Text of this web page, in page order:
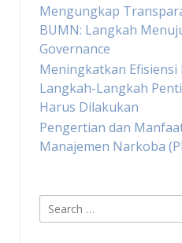
Mengungkap
BUMN: Langkah
Governance
Meningkatkan Efisiensi
Langkah-Langkah
Harus Dilakukan
Pengertian dan
Manajemen Narkoba
Search
for: